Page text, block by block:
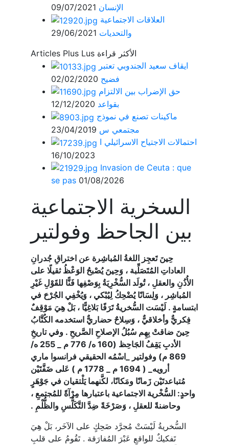
الإنسان 09/07/2021
العلاقات الاجتماعية
والتحديات 29/06/2021
Articles Plus Lus الأكثر قراءة
ايقاف سعيد الجندوبي تعتبر
فضيح 02/02/2020
حق الإضراب بين الالتزام
بقواعد 12/12/2020
ماكينات تصنع في نموذج
مجتمعي س 23/04/2019
احتمالات الاجتياح الاسرائيلي ا
16/10/2023
Invasion de Ceuta : que
se pas 01/08/2026
السخرية الاجتماعية
بين الجاحظ وفولتير
حِينَ تَعجِز اللغةُ المُباشِرة عن اختراقِ جُدرانِ
العاداتِ المُتَصَلِّبة ، وَحِينَ يُصْبحُ الوَعْظُ ثقيلًا على
الأُذُنِ والعقلِ ، تُولَد السُّخْرِيَةُ بِوَصْفِها فَنًّا للقَوْلِ غَيْرِ
المُباشِر ، وَلِسَانًا يُضْحِكُ لِيُبْكي ، وَيُخْفِي الجُرْحَ في
ابتسامةٍ . لَيْسَت السُّخريةُ تَرَفًا بَلاغِيًّا ، بَلْ هِيَ مَوْقِفٌ
فِكريٌّ وأخلاقيٌّ ، وَسِلاحٌ حضاريٌّ استخدمه الكُتَّابُ
حِينَ ضاقتْ بِهِم سُبُلُ الإصلاحِ الصَّريحِ . وفي تاريخِ
الأدبِ يَقِفُ الجَاحِظ (160 ه/ 776 م _ 255 ه/
869 م) وفولتير _اسْمُه الحقيقي فرانسوا ماري
أرويه_ ( 1694 م _ 1778 م ) عَلى ضَفَّتَيْن
مُتباعدتَيْن زَمانًا ومَكانًا، لكَّنهما يَلْتقيان في جَوْهَرٍ
واحدٍ: السُّخْرية الاجتماعية باعتبارها مِرْآةً للمُجتمعِ ،
وحاضنةً للعقلِ ، وَصَرْخَةً ضِدَّ التَّكَلُّسِ والظُّلْمِ .
السُّخريةُ لَيْسَتْ مُجرَّد ضَحِكٍ على الآخَر، بَلْ هِيَ
تَفكيكٌ للواقعِ عَبْرَ المُفارَقة . تَقُومُ على قلبِ